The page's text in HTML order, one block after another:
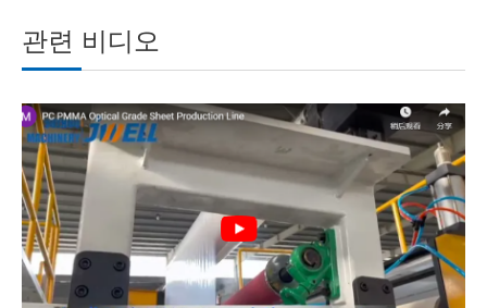
관련 비디오